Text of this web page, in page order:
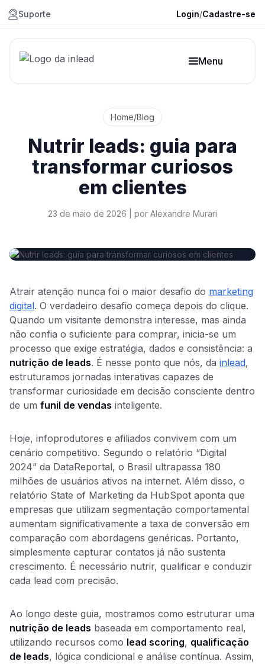
Suporte Login/Cadastre-se
Menu
Home/Blog
Nutrir leads: guia para
transformar curiosos
em clientes
23 de maio de 2026 | por Alexandre Murari
Atrair atenção nunca foi o maior desafio do marketing
digital. O verdadeiro desafio começa depois do clique.
Quando um visitante demonstra interesse, mas ainda
não confia o suficiente para comprar, inicia-se um
processo que exige estratégia, dados e consistência: a
nutrição de leads. É nesse ponto que nós, da inlead,
estruturamos jornadas interativas capazes de
transformar curiosidade em decisão consciente dentro
de um funil de vendas inteligente.
Hoje, infoprodutores e afiliados convivem com um
cenário competitivo. Segundo o relatório “Digital
2024” da DataReportal, o Brasil ultrapassa 180
milhões de usuários ativos na internet. Além disso, o
relatório State of Marketing da HubSpot aponta que
empresas que utilizam segmentação comportamental
aumentam significativamente a taxa de conversão em
comparação com abordagens genéricas. Portanto,
simplesmente capturar contatos já não sustenta
crescimento. É necessário nutrir, qualificar e conduzir
cada lead com precisão.
Ao longo deste guia, mostramos como estruturar uma
nutrição de leads baseada em comportamento real,
utilizando recursos como lead scoring, qualificação
de leads, lógica condicional e análise contínua. Assim,